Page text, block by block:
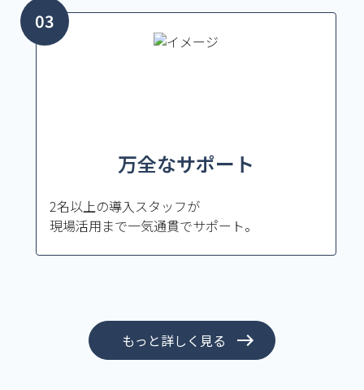
万全なサポート
2名以上の導入スタッフが
現場活用まで一気通貫でサポート。
もっと詳しく見る